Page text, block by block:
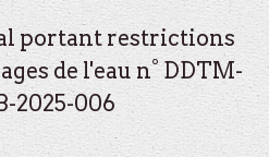
portant restrictions
de l'eau n° DDTM-
2025-006